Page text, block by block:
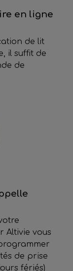
en ligne
de lit
il suffit de
de
Altivie vous
de prise
fériés)